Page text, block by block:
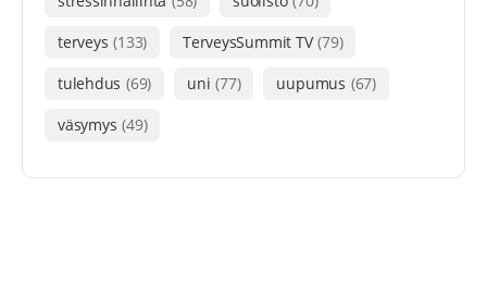
terveys (133) TerveysSummit TV (79)
tulehdus (69) uni (77) uupumus (67)
väsymys (49)